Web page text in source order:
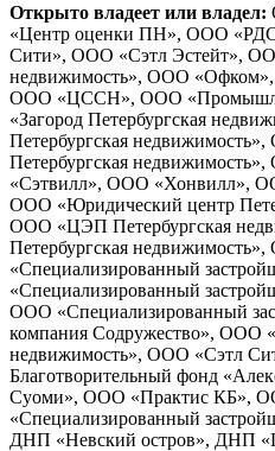
Открыто владеет или владел:
«Центр оценки ПН», ООО
Сити», ООО «Сэтл Эстейт»,
недвижимость», ООО
ООО «ЦССН», ООО
«Загород Петербургская
Петербургская
Петербургская
«Сэтвилл», ООО «Хонвилл»,
ООО «Юридический центр
ООО «ЦЭП Петербургская
Петербургская
«Специализированный
«Специализированный
ООО «Специализированный
компания Содружество», ООО
недвижимость», ООО «Сэтл
Благотворительный фонд
Суоми», ООО «Практис КБ»,
«Специализированный
ДНП «Невский остров», ДНП